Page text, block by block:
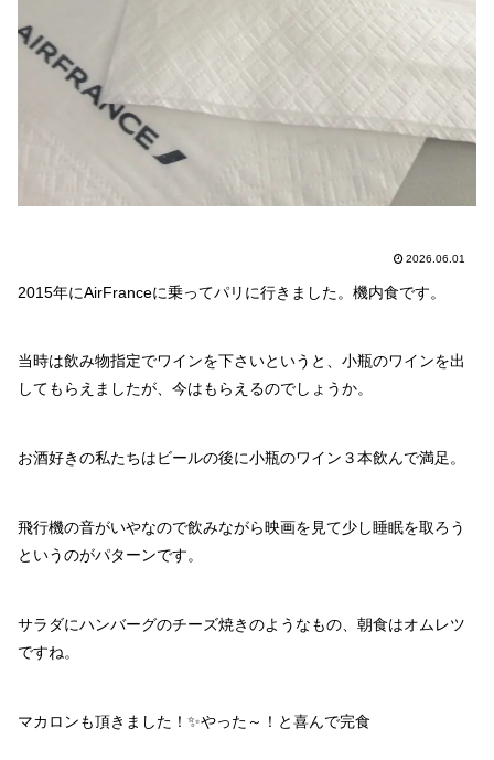
2026.06.01
2015年にAirFranceに乗ってパリに行きました。機内食です。
当時は飲み物指定でワインを下さいというと、小瓶のワインを出
してもらえましたが、今はもらえるのでしょうか。
お酒好きの私たちはビールの後に小瓶のワイン３本飲んで満足。
飛行機の音がいやなので飲みながら映画を見て少し睡眠を取ろう
というのがパターンです。
サラダにハンバーグのチーズ焼きのようなもの、朝食はオムレツ
ですね。
マカロンも頂きました！✨やった～！と喜んで完食